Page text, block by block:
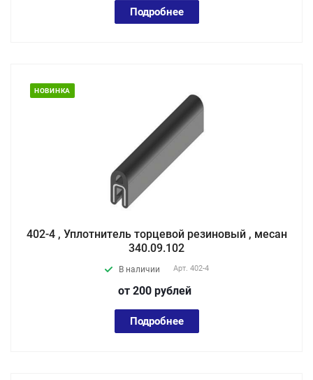
Подробнее
НОВИНКА
402-4 , Уплотнитель торцевой резиновый , месан
340.09.102
В наличии Арт. 402-4
от 200 рублей
Подробнее